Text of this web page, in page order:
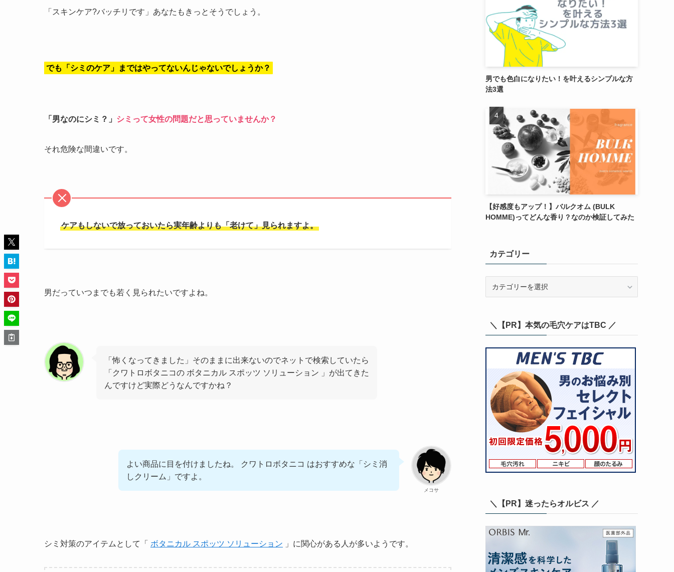
「スキンケア?バッチリです」あなたもきっとそうでしょう。
でも「シミのケア」まではやってないんじゃないでしょうか？
「男なのにシミ？」 シミって女性の問題だと思っていませんか？
それ危険な間違いです。
ケアもしないで放っておいたら実年齢よりも「老けて」見られますよ。
男だっていつまでも若く見られたいですよね。
「怖くなってきました」そのままに出来ないのでネットで検索していたら
「クワトロボタニコの ボタニカル スポッツ ソリューション 」が出てきた
んですけど実際どうなんですかね？
メコサ
よい商品に目を付けましたね。 クワトロボタニコ はおすすめな「シミ消
しクリーム」ですよ。
シミ対策のアイテムとして「 ボタニカル スポッツ ソリューション 」に関心がある人が多いようです。
男でも色白になりたい！を叶えるシンプルな方
法3選
【好感度もアップ！】バルクオム (BULK
HOMME)ってどんな香り？なのか検証してみた
カテゴリー
ー＼【PR】本気の毛穴ケアはTBC ／
＼【PR】迷ったらオルビス ／